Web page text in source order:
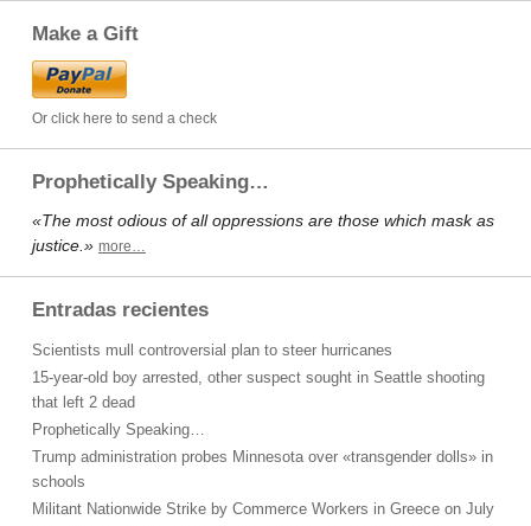
Make a Gift
Or click here to send a check
Prophetically Speaking…
«The most odious of all oppressions are those which mask as
justice.» more…
Entradas recientes
Scientists mull controversial plan to steer hurricanes
15-year-old boy arrested, other suspect sought in Seattle shooting
that left 2 dead
Prophetically Speaking…
Trump administration probes Minnesota over «transgender dolls» in
schools
Militant Nationwide Strike by Commerce Workers in Greece on July